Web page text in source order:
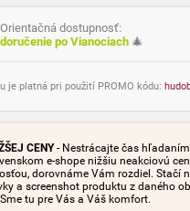
Orientačná dostupnosť:
doručenie po Vianociach 🎄
je platná pri použití PROMO kódu:
CENY- Nestrácajte čas
e-shope nižšiu neakciovú
dorovnáme Vám rozdiel. Stačí
a screenshot produktu z daného
tu pre Vás a Váš komfort.